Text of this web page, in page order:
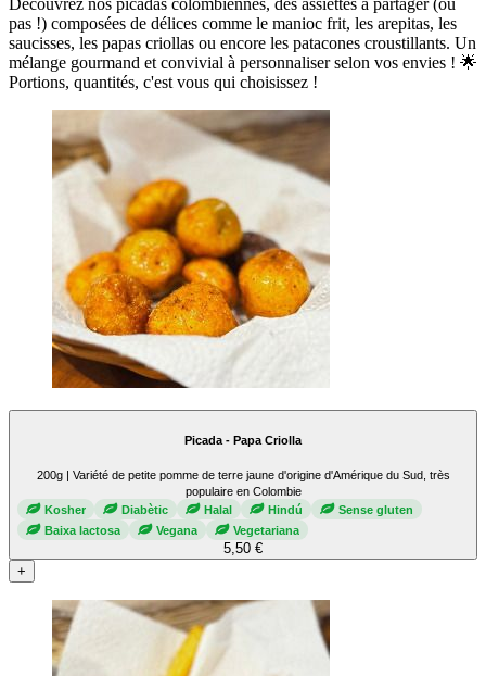
Découvrez nos picadas colombiennes, des assiettes à partager (ou
pas !) composées de délices comme le manioc frit, les arepitas, les
saucisses, les papas criollas ou encore les patacones croustillants. Un
mélange gourmand et convivial à personnaliser selon vos envies ! 🌟
Portions, quantités, c'est vous qui choisissez !
Picada - Papa Criolla
200g | Variété de petite pomme de terre jaune d'origine d'Amérique du Sud, très
populaire en Colombie
Kosher
Diabètic Halal Hindú
Sense gluten
Baixa lactosa
Vegana Vegetariana
5,50 €
+